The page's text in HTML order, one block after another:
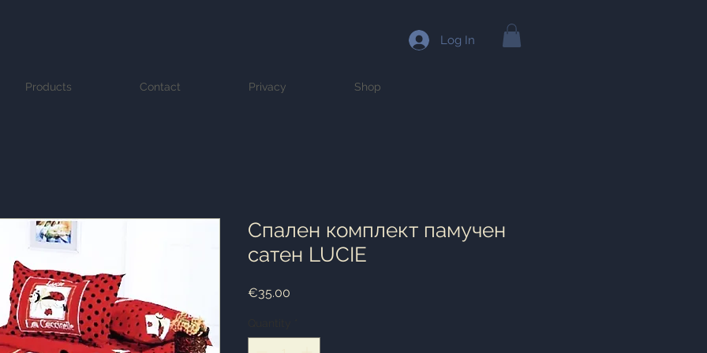
Log In
Products Contact Privacy Shop
Спален комплект памучен
сатен LUCIE
€35.00